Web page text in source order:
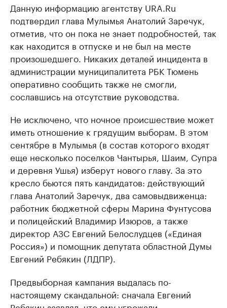
Данную информацию агентству URA.Ru
подтвердил глава Мулымья Анатолий Заречук,
отметив, что он пока не знает подробностей, так
как находится в отпуске и не был на месте
произошедшего. Никаких деталей инцидента в
администрации муниципалитета РБК Тюмень
оперативно сообщить также не смогли,
сославшись на отсутствие руководства.
Не исключено, что ночное происшествие может
иметь отношение к грядущим выборам. В этом
сентябре в Мулымья (в состав которого входят
еще несколько поселков Чантырья, Шаим, Супра
и деревня Ушья) изберут нового главу. За это
кресло бьются пять кандидатов: действующий
глава Анатолий Заречук, два самовыдвиженца:
работник бюджетной сферы Марина Фунтусова
и полицейский Владимир Изюров, а также
директор АЗС Евгений Белослудцев («Единая
Россия») и помощник депутата областной Думы
Евгений Ребякин (ЛДПР).
Предвыборная кампания выдалась по-
настоящему скандальной: сначала Евгений